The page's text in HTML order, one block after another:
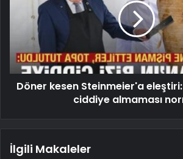
Döner kesen Steinmeier'a
ciddiye almaması
İlgili Makaleler